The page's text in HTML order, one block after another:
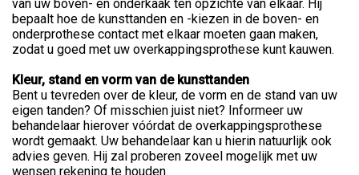
van uw boven- en onderkaak ten opzichte van elkaar. Hij
bepaalt hoe de kunsttanden en -kiezen in de boven- en
onderprothese contact met elkaar moeten gaan maken,
zodat u goed met uw overkappingsprothese kunt kauwen.
Kleur, stand en vorm van de kunsttanden
Bent u tevreden over de kleur, de vorm en de stand van uw
eigen tanden? Of misschien juist niet? Informeer uw
behandelaar hierover vóórdat de overkappingsprothese
wordt gemaakt. Uw behandelaar kan u hierin natuurlijk ook
advies geven. Hij zal proberen zoveel mogelijk met uw
wensen rekening te houden.